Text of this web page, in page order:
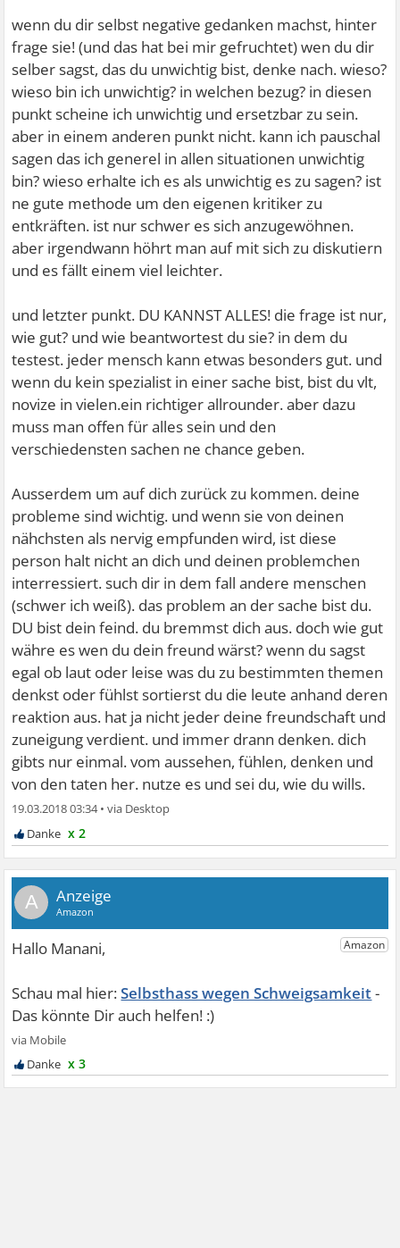
wenn du dir selbst negative gedanken machst, hinter
frage sie! (und das hat bei mir gefruchtet) wen du dir
selber sagst, das du unwichtig bist, denke nach. wieso?
wieso bin ich unwichtig? in welchen bezug? in diesen
punkt scheine ich unwichtig und ersetzbar zu sein.
aber in einem anderen punkt nicht. kann ich pauschal
sagen das ich generel in allen situationen unwichtig
bin? wieso erhalte ich es als unwichtig es zu sagen? ist
ne gute methode um den eigenen kritiker zu
entkräften. ist nur schwer es sich anzugewöhnen.
aber irgendwann höhrt man auf mit sich zu diskutiern
und es fällt einem viel leichter.
und letzter punkt. DU KANNST ALLES! die frage ist nur,
wie gut? und wie beantwortest du sie? in dem du
testest. jeder mensch kann etwas besonders gut. und
wenn du kein spezialist in einer sache bist, bist du vlt,
novize in vielen.ein richtiger allrounder. aber dazu
muss man offen für alles sein und den
verschiedensten sachen ne chance geben.
Ausserdem um auf dich zurück zu kommen. deine
probleme sind wichtig. und wenn sie von deinen
nähchsten als nervig empfunden wird, ist diese
person halt nicht an dich und deinen problemchen
interressiert. such dir in dem fall andere menschen
(schwer ich weiß). das problem an der sache bist du.
DU bist dein feind. du bremmst dich aus. doch wie gut
währe es wen du dein freund wärst? wenn du sagst
egal ob laut oder leise was du zu bestimmten themen
denkst oder fühlst sortierst du die leute anhand deren
reaktion aus. hat ja nicht jeder deine freundschaft und
zuneigung verdient. und immer drann denken. dich
gibts nur einmal. vom aussehen, fühlen, denken und
von den taten her. nutze es und sei du, wie du wills.
19.03.2018 03:34•
x 2
A
Selbsthass wegen Schweigsamkeit
x 3